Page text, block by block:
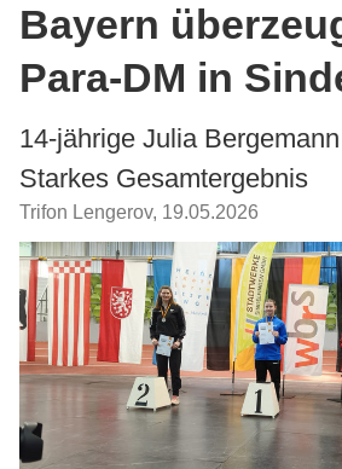
Bayern
Para-DM in
14-jährige Julia
Starkes Gesamtergebnis
Trifon Lengerov, 19.05.2026